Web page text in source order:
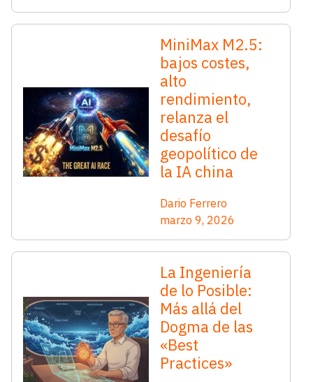
MiniMax M2.5:
bajos costes,
alto
rendimiento,
relanza el
desafío
geopolítico de
la IA china
Dario Ferrero
marzo 9, 2026
La Ingeniería
de lo Posible:
Más allá del
Dogma de las
«Best
Practices»